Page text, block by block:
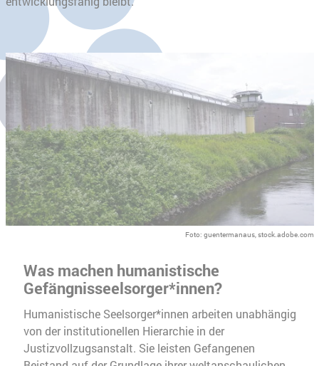
Foto: guentermanaus, stock.adobe.com
Was machen humanistische
Gefängnisseelsorger*innen?
Humanistische Seelsorger*innen arbeiten unabhängig
von der institutionellen Hierarchie in der
Justizvollzugsanstalt. Sie leisten Gefangenen